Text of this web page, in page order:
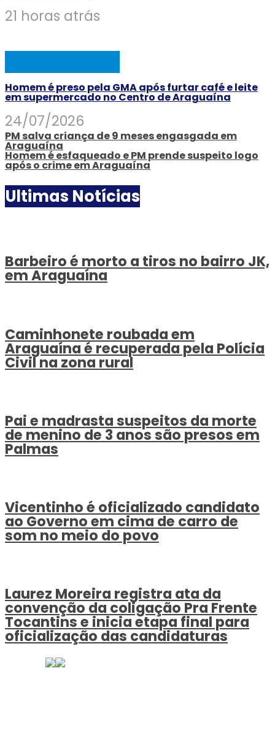
21 horas atrás
Homem é preso pela GMA após furtar café e leite
em supermercado no Centro de Araguaína
24/07/2026
PM salva criança de 9 meses engasgada em
Araguaína
Homem é esfaqueado e PM prende suspeito logo
após o crime em Araguaína
Ultimas Notícias
Barbeiro é morto a tiros no bairro JK,
em Araguaína
Caminhonete roubada em
Araguaína é recuperada pela Polícia
Civil na zona rural
Pai e madrasta suspeitos da morte
de menino de 3 anos são presos em
Palmas
Vicentinho é oficializado candidato
ao Governo em cima de carro de
som no meio do povo
Laurez Moreira registra ata da
convenção da coligação Pra Frente
Tocantins e inicia etapa final para
oficialização das candidaturas